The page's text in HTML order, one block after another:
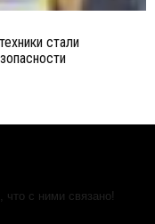
стали
с ними связано!